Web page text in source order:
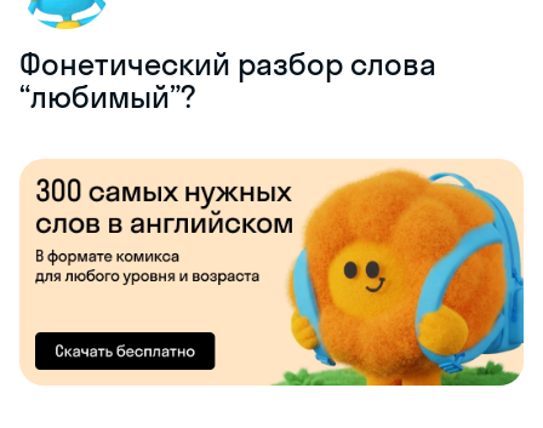
Фонетический разбор слова
“любимый”?